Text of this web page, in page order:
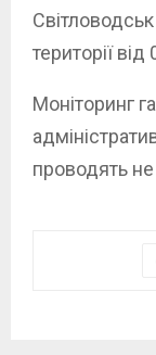
території
Моніторинг
проводять